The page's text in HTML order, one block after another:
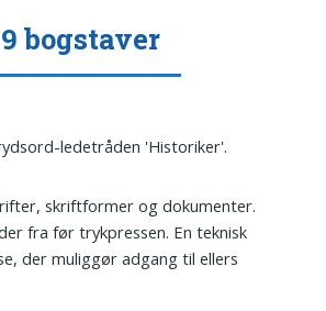
bogstaver
ledetråden 'Historiker'.
skriftformer og dokumenter.
fra før trykpressen. En teknisk
der muliggør adgang til ellers